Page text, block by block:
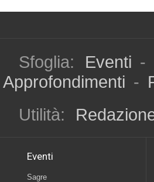
Sfoglia: Eventi -
Approfondimenti -
Utilità:
Eventi
Sagre